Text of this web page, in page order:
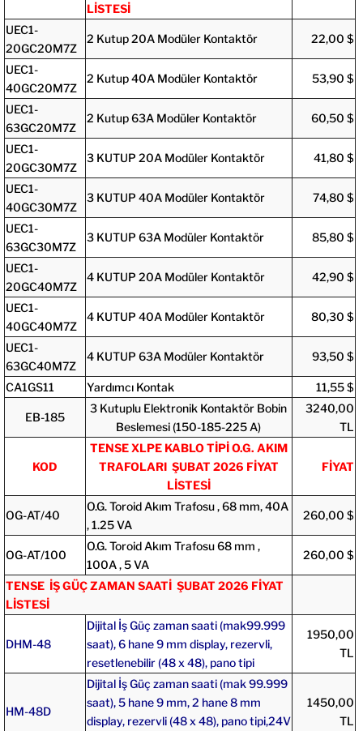
LİSTESİ
UEC1-
20GC20M7Z
2 Kutup 20A Modüler Kontaktör 22,00 $
UEC1-
40GC20M7Z
2 Kutup 40A Modüler Kontaktör 53,90 $
UEC1-
63GC20M7Z
2 Kutup 63A Modüler Kontaktör 60,50 $
UEC1-
20GC30M7Z
3 KUTUP 20A Modüler Kontaktör 41,80 $
UEC1-
40GC30M7Z
3 KUTUP 40A Modüler Kontaktör 74,80 $
UEC1-
63GC30M7Z
3 KUTUP 63A Modüler Kontaktör 85,80 $
UEC1-
20GC40M7Z
4 KUTUP 20A Modüler Kontaktör 42,90 $
UEC1-
40GC40M7Z
4 KUTUP 40A Modüler Kontaktör 80,30 $
UEC1-
63GC40M7Z
4 KUTUP 63A Modüler Kontaktör 93,50 $
CA1GS11 Yardımcı Kontak 11,55 $
EB-185
3 Kutuplu Elektronik Kontaktör Bobin
Beslemesi (150-185-225 A)
3240,00
TL
KOD
TENSE XLPE KABLO TİPİ O.G. AKIM
TRAFOLARI ŞUBAT 2026 FİYAT
LİSTESİ
FİYAT
OG-AT/40
O.G. Toroid Akım Trafosu , 68 mm, 40A
, 1.25 VA
260,00 $
OG-AT/100
O.G. Toroid Akım Trafosu 68 mm ,
100A , 5 VA
260,00 $
TENSE İŞ GÜÇ ZAMAN SAATİ ŞUBAT 2026 FİYAT
LİSTESİ
DHM-48
Dijital İş Güç zaman saati (mak99.999
saat), 6 hane 9 mm display, rezervli,
resetlenebilir (48 x 48), pano tipi
1950,00
TL
HM-48D
Dijital İş Güç zaman saati (mak 99.999
saat), 5 hane 9 mm, 2 hane 8 mm
display, rezervli (48 x 48), pano tipi,24V
1450,00
TL